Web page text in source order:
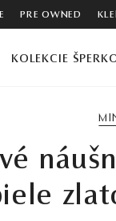
PRE OWNED
KOLEKCIE